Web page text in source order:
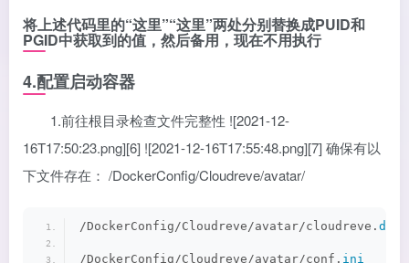
将上述代码里的“这里”“这里”两处分别替换成PUID和
PGID中获取到的值，然后备用，现在不用执行
4.配置启动容器
1.前往根目录检查文件完整性 ![2021-12-
16T17:50:23.png][6] ![2021-12-16T17:55:48.png][7] 确保有以
下文件存在： /DockerConfig/Cloudreve/avatar/
/DockerConfig/Cloudreve/avatar/cloudreve. db
/DockerConfig/Cloudreve/avatar/conf. ini